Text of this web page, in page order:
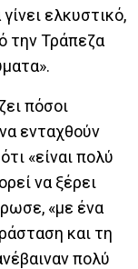
ελκυστικό,
την Τράπεζα
πόσοι
ενταχθούν
«είναι πολύ
να ξέρει
«με ένα
και τη
πολύ